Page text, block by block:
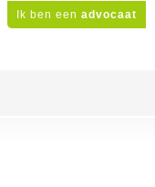
Ik ben een advocaat